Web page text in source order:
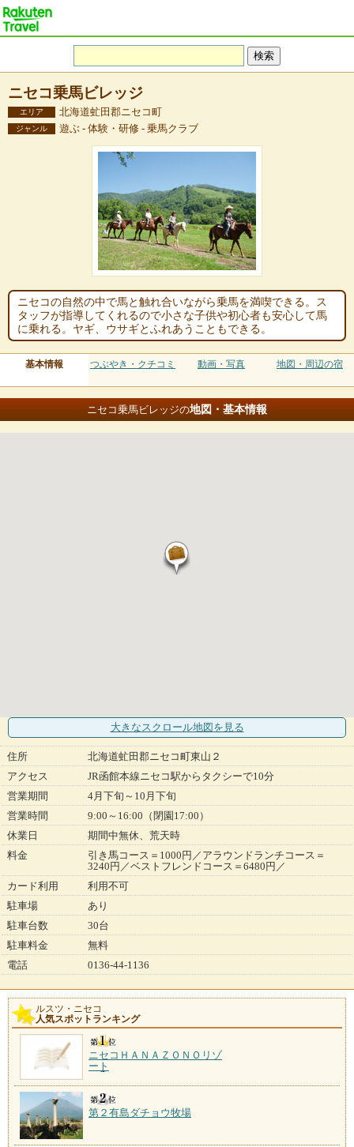
ニセコ乗馬ビレッジ
エリア 北海道虻田郡ニセコ町
ジャンル 遊ぶ - 体験・研修 - 乗馬クラブ
ニセコの自然の中で馬と触れ合いながら乗馬を満喫できる。ス
タッフが指導してくれるので小さな子供や初心者も安心して馬
に乗れる。ヤギ、ウサギとふれあうこともできる。
基本情報 つぶやき・クチコミ 動画・写真 地図・周辺の宿
ニセコ乗馬ビレッジの地図・基本情報
大きなスクロール地図 を見る
住所
北海道虻田郡ニセコ町東山２
アクセス
JR函館本線ニセコ駅からタクシーで10分
営業期間
4月下旬～10月下旬
営業時間
9:00～16:00（閉園17:00）
休業日
期間中無休、荒天時
料金
引き馬コース＝1000円／アラウンドランチコース＝
3240円／ベストフレンドコース＝6480円／
カード利用
利用不可
駐車場
あり
駐車台数
30台
駐車料金
無料
電話
0136-44-1136
ルスツ・ニセコ
人気スポットランキング
ニセコＨＡＮＡＺＯＮＯリゾ
ート
第２有島ダチョウ牧場